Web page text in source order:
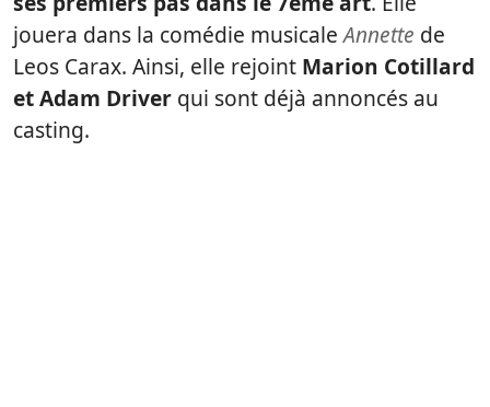
jouera dans la comédie musicaleAnnette de
Leos Carax. Ainsi, elle rejoint Marion Cotillard
et Adam Driver qui sont déjà annoncés au
casting.